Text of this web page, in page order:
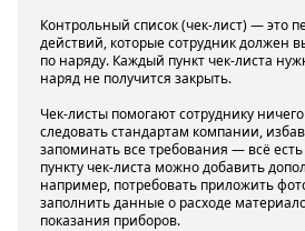
Контрольный список (чек-лист) — это
действий, которые сотрудник должен
по наряду. Каждый пункт чек-листа
наряд не получится закрыть.
Чек-листы помогают сотруднику
следовать стандартам компании,
запоминать все требования — всё
пункту чек-листа можно добавить
например, потребовать приложить
заполнить данные о расходе
показания приборов.